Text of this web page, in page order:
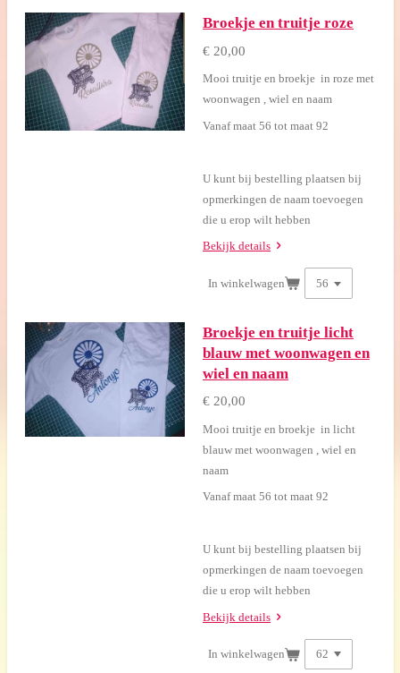
Broekje en truitje roze
€ 20,00
Mooi truitje en broekje in roze met
woonwagen , wiel en naam
Vanaf maat 56 tot maat 92
U kunt bij bestelling plaatsen bij
opmerkingen de naam toevoegen
die u erop wilt hebben
Bekijk details
In winkelwagen
Broekje en truitje licht
blauw met woonwagen en
wiel en naam
€ 20,00
Mooi truitje en broekje in licht
blauw met woonwagen , wiel en
naam
Vanaf maat 56 tot maat 92
U kunt bij bestelling plaatsen bij
opmerkingen de naam toevoegen
die u erop wilt hebben
Bekijk details
In winkelwagen